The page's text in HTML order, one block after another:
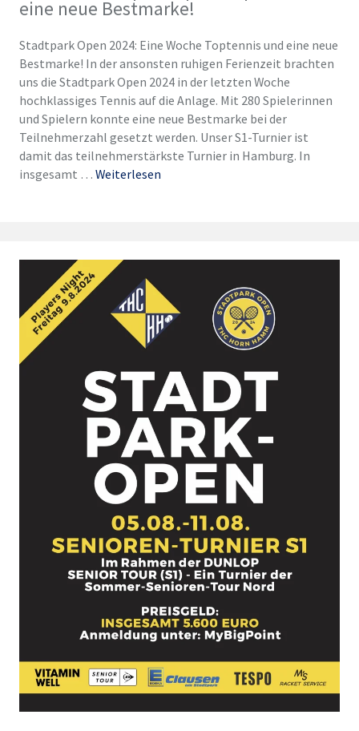
eine neue Bestmarke!
Stadtpark Open 2024: Eine Woche Toptennis und eine neue
Bestmarke! In der ansonsten ruhigen Ferienzeit brachten
uns die Stadtpark Open 2024 in der letzten Woche
hochklassiges Tennis auf die Anlage. Mit 280 Spielerinnen
und Spielern konnte eine neue Bestmarke bei der
Teilnehmerzahl gesetzt werden. Unser S1-Turnier ist
damit das teilnehmerstärkste Turnier in Hamburg. In
insgesamt … Weiterlesen